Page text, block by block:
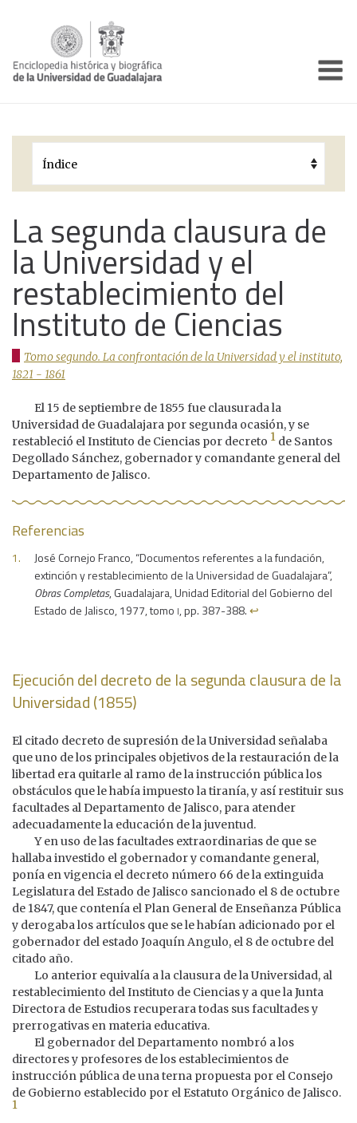
Períodos Históricos
Galería
Documentos institucionales
La segunda clausura de
la Universidad y el
restablecimiento del
Instituto de Ciencias
Tomo segundo. La confrontación de la Universidad y el instituto,
1821 - 1861
El 15 de septiembre de 1855 fue clausurada la
Universidad de Guadalajara por segunda ocasión, y se
restableció el Instituto de Ciencias por decreto 1 de Santos
Degollado Sánchez, gobernador y comandante general del
Departamento de Jalisco.
Referencias
José Cornejo Franco, “Documentos referentes a la fundación,
extinción y restablecimiento de la Universidad de Guadalajara”,
Obras Completas, Guadalajara, Unidad Editorial del Gobierno del
Estado de Jalisco, 1977, tomo i, pp. 387-388.↩︎
Ejecución del decreto de la segunda clausura de la
Universidad (1855)
El citado decreto de supresión de la Universidad señalaba
que uno de los principales objetivos de la restauración de la
libertad era quitarle al ramo de la instrucción pública los
obstáculos que le había impuesto la tiranía, y así restituir sus
facultades al Departamento de Jalisco, para atender
adecuadamente la educación de la juventud.
Y en uso de las facultades extraordinarias de que se
hallaba investido el gobernador y comandante general,
ponía en vigencia el decreto número 66 de la extinguida
Legislatura del Estado de Jalisco sancionado el 8 de octubre
de 1847, que contenía el Plan General de Enseñanza Pública
y derogaba los artículos que se le habían adicionado por el
gobernador del estado Joaquín Angulo, el 8 de octubre del
citado año.
Lo anterior equivalía a la clausura de la Universidad, al
restablecimiento del Instituto de Ciencias y a que la Junta
Directora de Estudios recuperara todas sus facultades y
prerrogativas en materia educativa.
El gobernador del Departamento nombró a los
directores y profesores de los establecimientos de
instrucción pública de una terna propuesta por el Consejo
de Gobierno establecido por el Estatuto Orgánico de Jalisco.
1